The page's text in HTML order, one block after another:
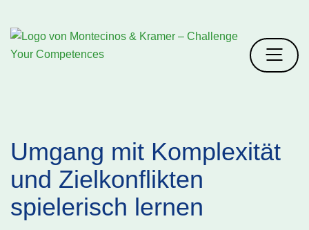
Umgang mit Komplexität
und Zielkonflikten
spielerisch lernen